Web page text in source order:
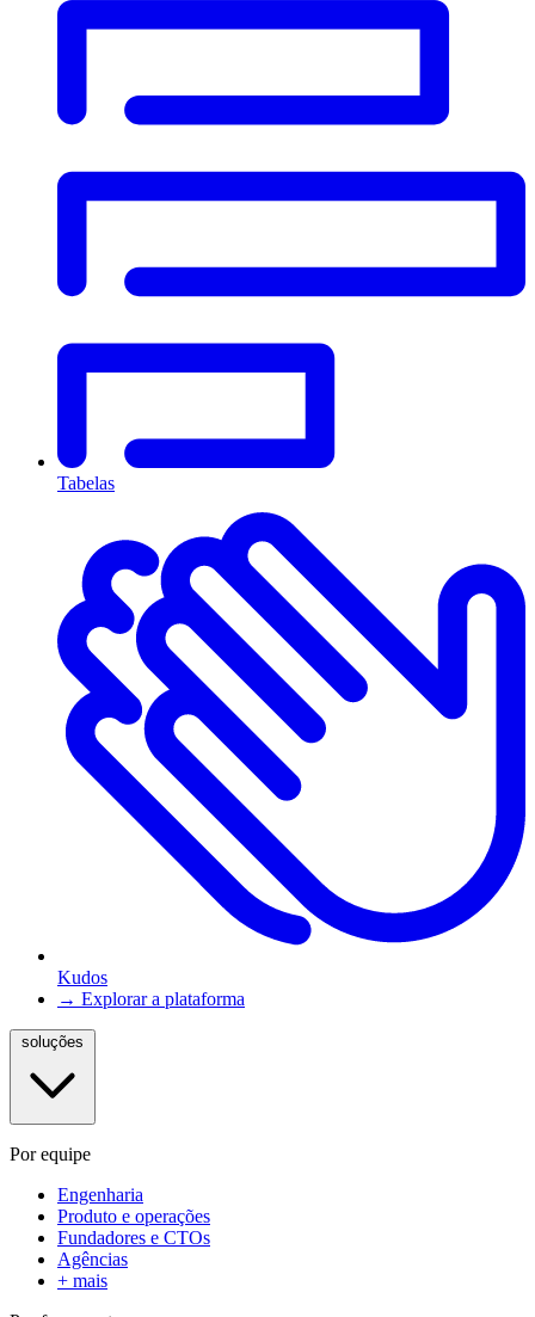
Tabelas
Kudos
→ Explorar a plataforma
Por equipe
Engenharia
Produto e operações
Fundadores e CTOs
Agências
+ mais